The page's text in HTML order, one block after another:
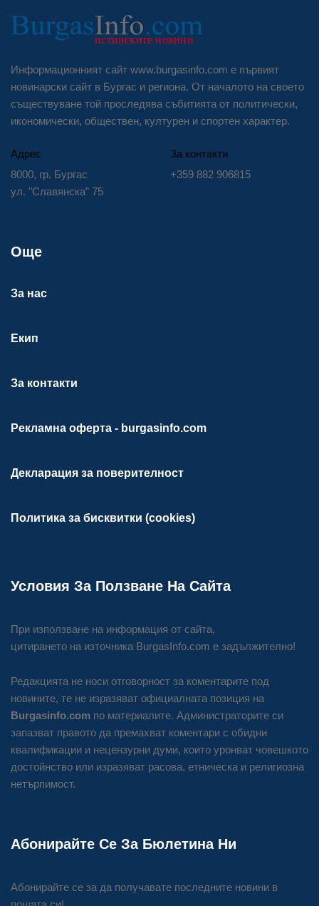
Информационният сайт www.burgasinfo.com е първият
новинарски сайт в Бургас и региона. От началото на своето
съществуване той проследява събитията от политически,
икономически, обществен, културен и спортен характер.
Адрес
8000, гр. Бургас
ул. "Славянска" 75
За контакти
+359 882 906815
Още
За нас
Екип
За контакти
Рекламна оферта - burgasinfo.com
Декларация за поверителност
Политика за бисквитки (cookies)
Условия За Ползване На Сайта
При използване на информация от сайта,
цитирането на източника BurgasInfo.com е задължително!
Редакцията не носи отговорност за коментарите под
новините, те не изразяват официалната позиция на
Burgasinfo.com по материалите. Администраторите си
запазват правото да премахват коментари с обидни
квалификации и нецензурни думи, които уронват човешкото
достойнство или изразяват расова, етническа и религиозна
нетърпимост.
Абонирайте Се За Бюлетина Ни
Абонирайте се за да получавате последните новини в